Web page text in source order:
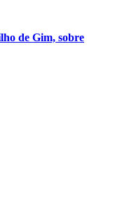
de Gim, sobre